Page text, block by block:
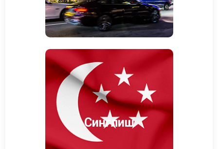
Синглиш